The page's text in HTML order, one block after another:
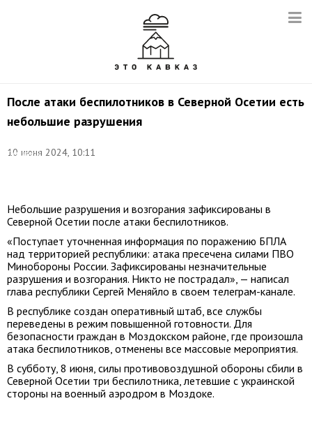
После атаки беспилотников в Северной Осетии есть
небольшие разрушения
10 июня 2024, 10:11
Дмитрий
Небольшие разрушения и возгорания зафиксированы в
Северной Осетии после атаки беспилотников.
«Поступает уточненная информация по поражению БПЛА
над территорией республики: атака пресечена силами ПВО
Минобороны России. Зафиксированы незначительные
разрушения и возгорания. Никто не пострадал», — написал
глава республики Сергей Меняйло в своем телеграм-канале.
В республике создан оперативный штаб, все службы
переведены в режим повышенной готовности. Для
безопасности граждан в Моздокском районе, где произошла
атака беспилотников, отменены все массовые мероприятия.
В субботу, 8 июня, силы противовоздушной обороны сбили в
Северной Осетии три беспилотника, летевшие с украинской
стороны на военный аэродром в Моздоке.